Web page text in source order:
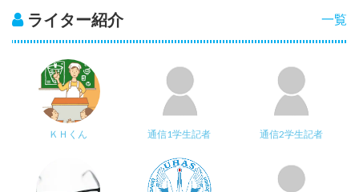
一覧
ライター紹介
ＫＨくん 通信1学生記者 通信2学生記者